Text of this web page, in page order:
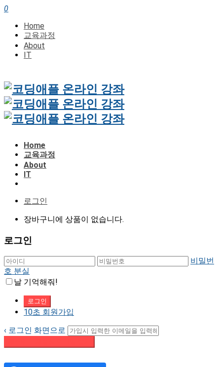
0
Home
교육과정
About
IT
Home
교육과정
About
IT
로그인
장바구니에 상품이 없습니다.
로그인
비밀번
호 분실
날 기억해줘!
10초 회원가입
‹ 로그인 화면으로